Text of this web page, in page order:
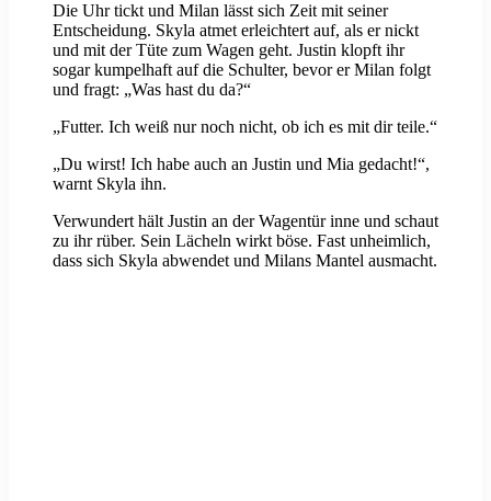
Die Uhr tickt und Milan lässt sich Zeit mit seiner
Entscheidung. Skyla atmet erleichtert auf, als er nickt
und mit der Tüte zum Wagen geht. Justin klopft ihr
sogar kumpelhaft auf die Schulter, bevor er Milan folgt
und fragt: „Was hast du da?“
„Futter. Ich weiß nur noch nicht, ob ich es mit dir teile.“
„Du wirst! Ich habe auch an Justin und Mia gedacht!“,
warnt Skyla ihn.
Verwundert hält Justin an der Wagentür inne und schaut
zu ihr rüber. Sein Lächeln wirkt böse. Fast unheimlich,
dass sich Skyla abwendet und Milans Mantel ausmacht.